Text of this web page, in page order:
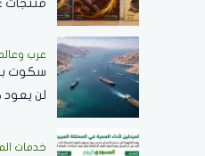
منتجات
عرب وعالم
سكوت
لن يعود
خدمات